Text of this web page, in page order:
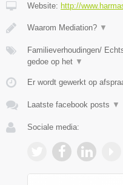
Website: http://
Waarom Mediation? ▼
Familieverhoudingen/
gedoe op het ▼
Er wordt gewerkt op
Laatste facebook posts ▼
Sociale media: